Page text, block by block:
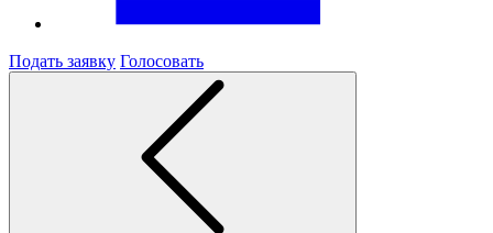
Подать заявку Голосовать